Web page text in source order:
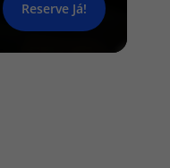
Reserve Já!